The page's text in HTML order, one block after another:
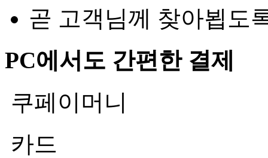
곧 고객님께 찾아뵙도
PC에서도 간편한 결제
쿠페이머니
카드